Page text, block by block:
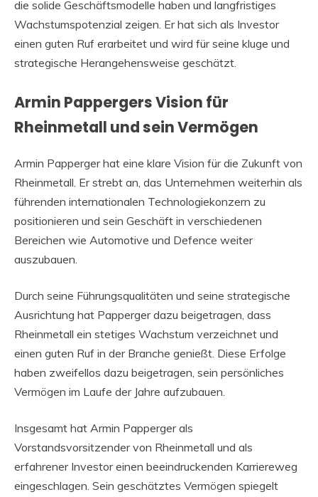
die solide Geschäftsmodelle haben und langfristiges
Wachstumspotenzial zeigen. Er hat sich als Investor
einen guten Ruf erarbeitet und wird für seine kluge und
strategische Herangehensweise geschätzt.
Armin Pappergers Vision für
Rheinmetall und sein Vermögen
Armin Papperger hat eine klare Vision für die Zukunft von
Rheinmetall. Er strebt an, das Unternehmen weiterhin als
führenden internationalen Technologiekonzern zu
positionieren und sein Geschäft in verschiedenen
Bereichen wie Automotive und Defence weiter
auszubauen.
Durch seine Führungsqualitäten und seine strategische
Ausrichtung hat Papperger dazu beigetragen, dass
Rheinmetall ein stetiges Wachstum verzeichnet und
einen guten Ruf in der Branche genießt. Diese Erfolge
haben zweifellos dazu beigetragen, sein persönliches
Vermögen im Laufe der Jahre aufzubauen.
Insgesamt hat Armin Papperger als
Vorstandsvorsitzender von Rheinmetall und als
erfahrener Investor einen beeindruckenden Karriereweg
eingeschlagen. Sein geschätztes Vermögen spiegelt